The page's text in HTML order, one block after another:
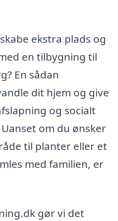
ekstra plads og
en tilbygning til
En sådan
dit hjem og give
og socialt
om du ønsker
til planter eller et
med familien, er
gør vi det